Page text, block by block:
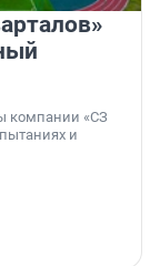
компании «СЗ
и